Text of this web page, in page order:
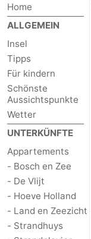
aan
Zee
Noordhollands
duinreservaat
-
Wijk
aan
Zee
-
Natur
Zuid-
Kennermerland
-
Amsterdam
-
Haarlem
-
Zandvoort
Wetter
Kontakt
Home
ALLGEMEIN
Insel
Tipps
Für kindern
Schönste
Aussichtspunkte
Wetter
UNTERKÜNFTE
Appartements
- Bosch en Zee
- De Vlijt
- Hoeve Holland
- Land en Zeezicht
- Strandhuys